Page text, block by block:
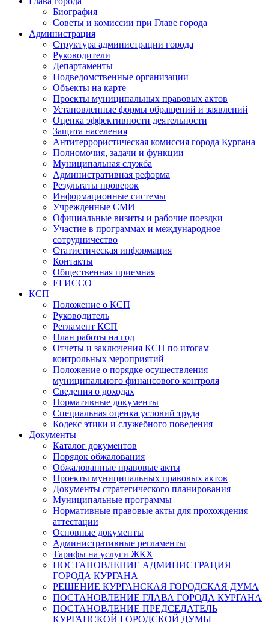
Биография
Советы и комиссии при Главе города
Администрация
Структура администрации города
Руководители
Департаменты
Подведомственные организации
Объекты на карте
Проекты муниципальных правовых актов
Установленные формы обращений и заявлений
Оценка эффективности деятельности
Защита населения
Антитеррористическая комиссия города Кургана
Полномочия, задачи и функции
Муниципальная служба
Административная реформа
Результаты проверок
Информационные системы
Учрежденные СМИ
Официальные визиты и рабочие поездки
Участие в программах и международное
сотрудничество
Статистическая информация
Контакты
Общественная приемная
ЕГИССО
КСП
Положение о КСП
Руководитель
Регламент КСП
План работы на год
Отчеты и заключения КСП по итогам
контрольных мероприятий
Положение о порядке осуществления
муниципального финансового контроля
Сведения о доходах
Нормативные документы
Специальная оценка условий труда
Кодекс этики и служебного поведения
Документы
Каталог документов
Порядок обжалования
Обжалованные правовые акты
Проекты муниципальных правовых актов
Документы стратегического планирования
Муниципальные программы
Нормативные правовые акты для прохождения
аттестации
Основные документы
Административные регламенты
Тарифы на услуги ЖКХ
ПОСТАНОВЛЕНИЕ АДМИНИСТРАЦИЯ
ГОРОДА КУРГАНА
РЕШЕНИЕ КУРГАНСКАЯ ГОРОДСКАЯ ДУМА
ПОСТАНОВЛЕНИЕ ГЛАВА ГОРОДА КУРГАНА
ПОСТАНОВЛЕНИЕ ПРЕДСЕДАТЕЛЬ
КУРГАНСКОЙ ГОРОДСКОЙ ДУМЫ